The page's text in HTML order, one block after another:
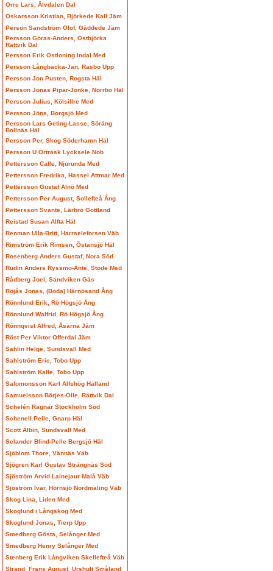
Orre Lars, Älvdalen Dal
Oskarsson Kristian, Björkede Kall Jäm
Person Sandström Olof, Gäddede Jäm
Persson Göras-Anders, Östbjörka
Rättvik Dal
Persson Erik Östloning Indal Med
Persson Långbacka-Jan, Rasbo Upp
Persson Jon Pusten, Rogsta Häl
Persson Jonas Pipar-Jonke, Norrbo Häl
Persson Julius, Kölsillre Med
Persson Jöns, Borgsjö Med
Persson Lars Geting-Lasse, Söräng
Bollnäs Häl
Persson Per, Skog Söderhamn Häl
Persson U Örträsk Lycksele Nob
Pettersson Calle, Njurunda Med
Pettersson Fredrika, Hassel Attmar Med
Pettersson Gustaf Alnö Med
Pettersson Per August, Sollefteå Ång
Pettersson Svante, Lärbro Gottland
Reistad Susan Alfta Häl
Renman Ulla-Britt, Harrseleforsen Väb
Rimström Erik Rimsen, Östansjö Häl
Rosenberg Anders Gustaf, Nora Söd
Rudin Anders Ryssmo-Ante, Stöde Med
Rådberg Joel, Sandviken Gäs
Röjås Jonas, (Boda) Härnösand Ång
Rönnlund Erik, Rö Högsjö Ång
Rönnlund Walfrid, Rö Högsjö Ång
Rönnqvist Alfred, Åsarna Jäm
Röst Per Viktor Offerdal Jäm
Sahlin Helge, Sundsvall Med
Sahlström Eric, Tobo Upp
Sahlström Kalle, Tobo Upp
Salomonsson Karl Alfshög Halland
Samuelsson Börjes-Olle, Rättvik Dal
Schelén Ragnar Stockholm Söd
Schenell Pelle, Gnarp Häl
Scott Albin, Sundsvall Med
Selander Blind-Pelle Bergsjö Häl
Sjöblom Thore, Vännäs Väb
Sjögren Karl Gustav Strängnäs Söd
Sjöström Arvid Lainejaur Malå Väb
Sjöström Ivar, Hörnsjö Nordmaling Väb
Skog Lina, Liden Med
Skoglund i Långskog Med
Skoglund Jonas, Tierp Upp
Smedberg Gösta, Selånger Med
Smedberg Henry Selånger Med
Stenberg Erik Långviken Skellefteå Väb
Strand, Frans August, Urshult Småland